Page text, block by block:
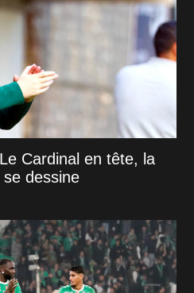
Cardinal en tête, la
dessine